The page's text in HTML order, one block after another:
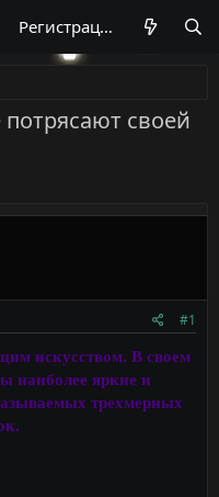
Регистрация
своей
#1
искусством. В своем
наиболее яркие и
трехмерных